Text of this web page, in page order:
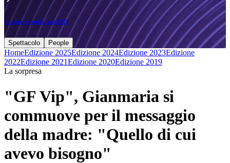
Grande Fratello Vip 2021
Spettacolo People
HomeEdizione 2025Edizione 2024Edizione 2023Edizione
2022Edizione 2021Edizione 2020Edizione 2019
La sorpresa
"GF Vip", Gianmaria si
commuove per il messaggio
della madre: "Quello di cui
avevo bisogno"